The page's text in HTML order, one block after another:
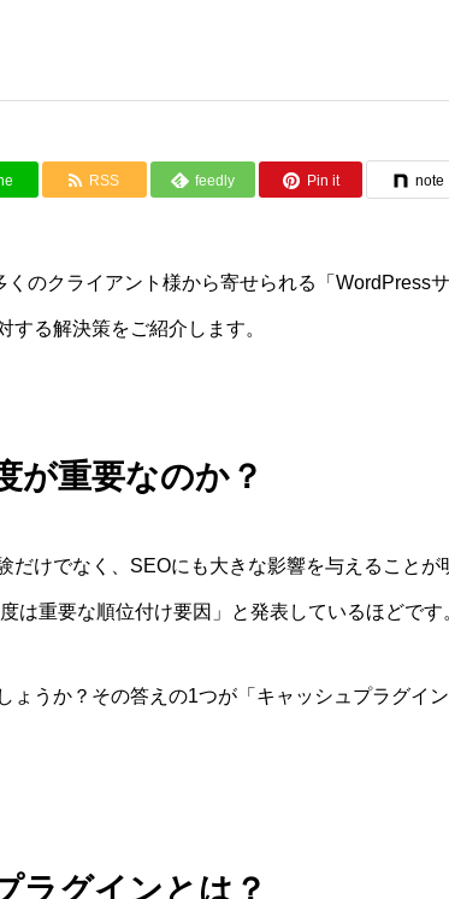
RSS feedly Pin it note
のクライアント様から寄せられる「WordPress
する解決策をご紹介します。
が重要なのか？
だけでなく、SEOにも大きな影響を与えることが
は重要な順位付け要因」と発表しているほどです
うか？その答えの1つが「キャッシュプラグイン
ラグインとは？